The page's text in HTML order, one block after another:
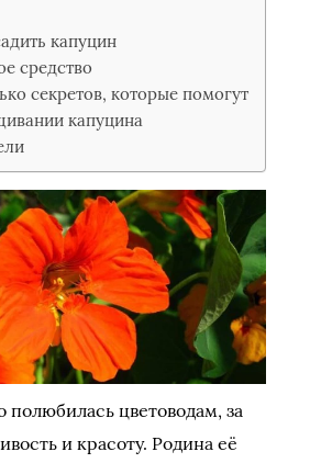
капуцин
средство
секретов, которые помогут
капуцина
полюбилась цветоводам, за
и красоту. Родина её